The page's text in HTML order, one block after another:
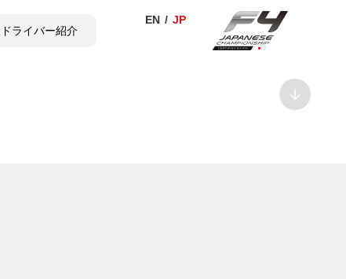
ライバー紹介